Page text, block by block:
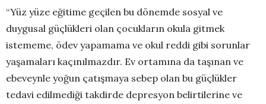
“Yüz yüze eğitime geçilen bu dönemde sosyal ve
duygusal güçlükleri olan çocukların okula gitmek
istememe, ödev yapamama ve okul reddi gibi sorunlar
yaşamaları kaçınılmazdır. Ev ortamına da taşınan ve
ebeveynle yoğun çatışmaya sebep olan bu güçlükler
tedavi edilmediği takdirde depresyon belirtilerine ve